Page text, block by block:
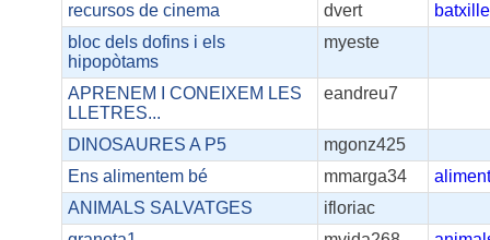
recursos de cinema
dvert
bloc dels dofins i els
hipopòtams
myeste
APRENEM I CONEIXEM LES
LLETRES...
eandreu7
DINOSAURES A P5
mgonz425
Ens alimentem bé
mmarga34
ANIMALS SALVATGES
ifloriac